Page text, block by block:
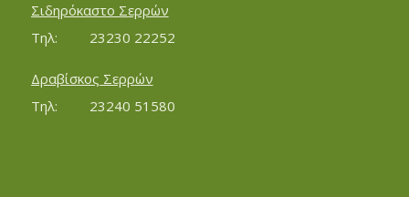
Σιδηρόκαστο Σερρών
Τηλ:		23230 22252
Δραβίσκος Σερρών
Τηλ:		23240 51580